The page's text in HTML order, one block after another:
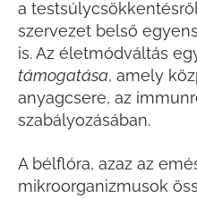
a
szervezet belső
is. Az életmódváltás
támogatása, amely
anyagcsere, az
szabályozásában.
A bélflóra, azaz az
mikroorganizmusok